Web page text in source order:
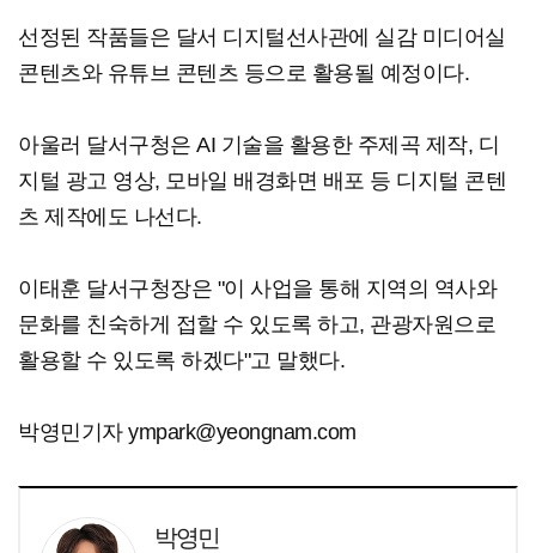
선정된 작품들은 달서 디지털선사관에 실감 미디어실
콘텐츠와 유튜브 콘텐츠 등으로 활용될 예정이다.
아울러 달서구청은 AI 기술을 활용한 주제곡 제작, 디
지털 광고 영상, 모바일 배경화면 배포 등 디지털 콘텐
츠 제작에도 나선다.
이태훈 달서구청장은 "이 사업을 통해 지역의 역사와
문화를 친숙하게 접할 수 있도록 하고, 관광자원으로
활용할 수 있도록 하겠다"고 말했다.
박영민기자 ympark@yeongnam.com
박영민